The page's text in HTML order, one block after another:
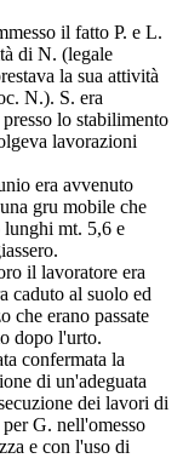
il fatto P. e L.
di N. (legale
la sua attività
N.). S. era
lo stabilimento
lavorazioni
era avvenuto
gru mobile che
lunghi mt. 5,6 e
il lavoratore era
caduto al suolo ed
che erano passate
dopo l'urto.
confermata la
di un'adeguata
dei lavori di
G. nell'omesso
e con l'uso di